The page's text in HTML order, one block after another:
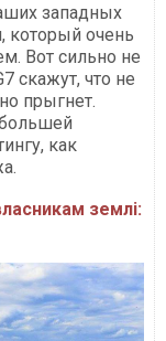
западных
который очень
Вот сильно не
скажут, что не
прыгнет.
как
землі: